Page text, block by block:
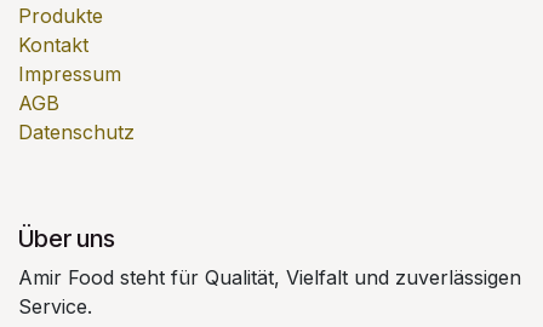
Produkte
Kontakt
Impressum
AGB
Datenschutz
Über uns
Amir Food steht für Qualität, Vielfalt und zuverlässigen
Service.